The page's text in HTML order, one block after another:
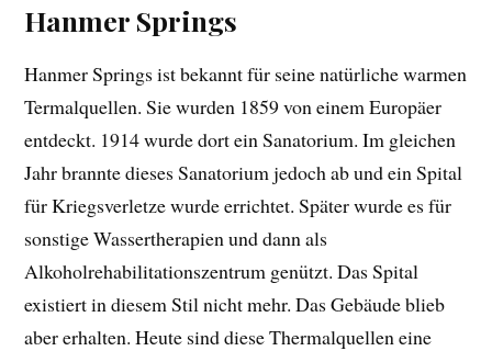
Hanmer Springs
Hanmer Springs ist bekannt für seine natürliche warmen
Termalquellen. Sie wurden 1859 von einem Europäer
entdeckt. 1914 wurde dort ein Sanatorium. Im gleichen
Jahr brannte dieses Sanatorium jedoch ab und ein Spital
für Kriegsverletze wurde errichtet. Später wurde es für
sonstige Wassertherapien und dann als
Alkoholrehabilitationszentrum genützt. Das Spital
existiert in diesem Stil nicht mehr. Das Gebäude blieb
aber erhalten. Heute sind diese Thermalquellen eine